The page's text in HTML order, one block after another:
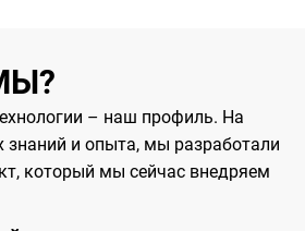
– наш профиль. На
знаний и опыта, мы разработали
который мы сейчас внедряем